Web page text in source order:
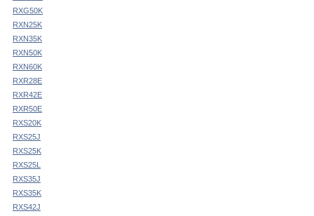
RXG50K
RXN25K
RXN35K
RXN50K
RXN60K
RXR28E
RXR42E
RXR50E
RXS20K
RXS25J
RXS25K
RXS25L
RXS35J
RXS35K
RXS42J